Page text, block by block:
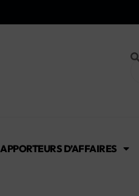
APPORTEURS D’AFFAIRES